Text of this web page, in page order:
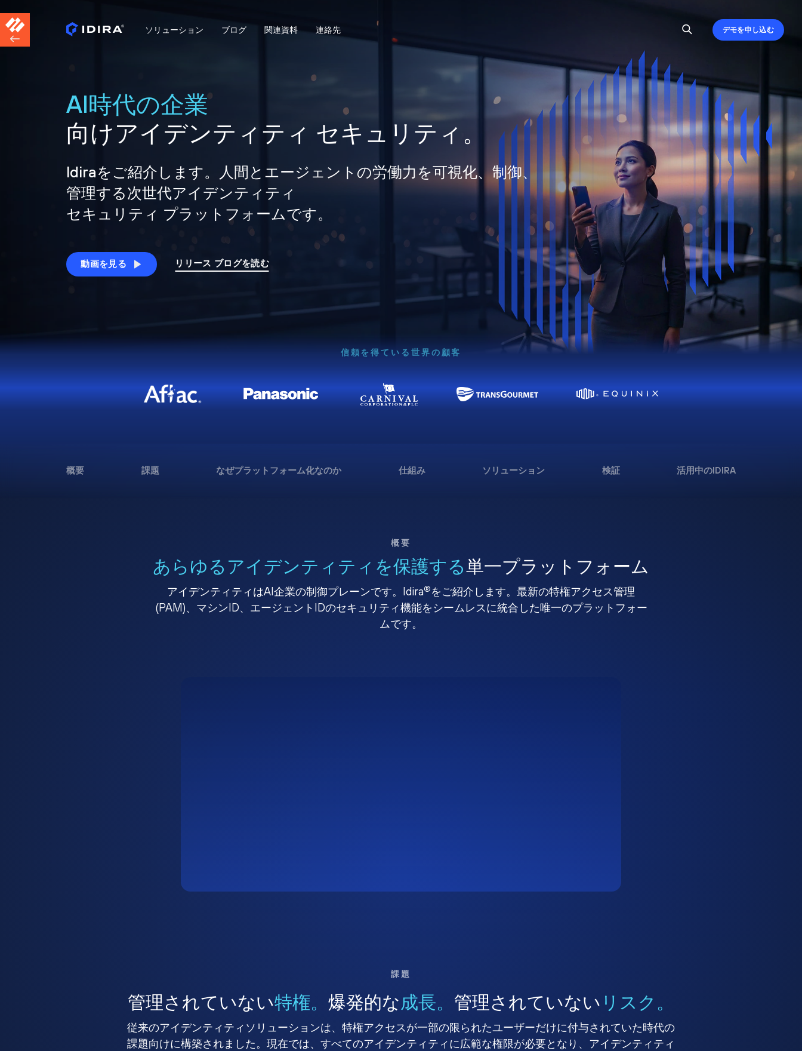
ソリューション ブログ 関連資料 連絡先 デモを申し込む
AI時代の企業
向けアイデンティティ セキュリティ。
Idiraをご紹介します。人間とエージェントの労働力を可視化、制御、
管理する次世代アイデンティティ
セキュリティ プラットフォームです。
動画を見る リリース ブログを読む
信頼を得ている世界の顧客
概要 課題 なぜプラットフォーム化なのか 仕組み ソリューション 検証 活用中のIDIRA
概要
あらゆるアイデンティティを保護する単一プラットフォーム
アイデンティティはAI企業の制御プレーンです。Idira®をご紹介します。最新の特権アクセス管理
(PAM)、マシンID、エージェントIDのセキュリティ機能をシームレスに統合した唯一のプラットフォー
ムです。
課題
管理されていない特権。 爆発的な成長。 管理されていない リスク。
従来のアイデンティティソリューションは、特権アクセスが一部の限られたユーザーだけに付与されていた時代の
課題向けに構築されました。現在では、すべてのアイデンティティに広範な権限が必要となり、アイデンティティ